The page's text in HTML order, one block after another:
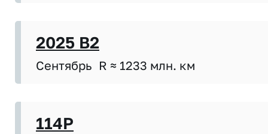
2025 B2
Сентябрь R ≈ 1233 млн. км
114P